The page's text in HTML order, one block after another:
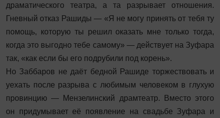
драматического театра, а та разрывает отношения.
Гневный отказ Рашиды — «Я не могу принять от тебя ту
помощь, которую ты решил оказать мне только тогда,
когда это выгодно тебе самому» — действует на Зуфара
так, «как если бы его подрубили под корень».
Но Заббаров не даёт бедной Рашиде торжествовать и
уехать после разрыва с любимым человеком в глухую
провинцию — Мензелинский драмтеатр. Вместо этого
он придумывает её появление на свадьбе Зуфара и